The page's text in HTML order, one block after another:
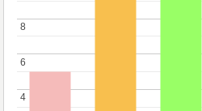
4
4
6
6
8
8